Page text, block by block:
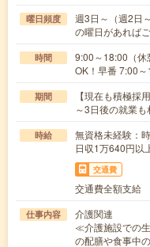
曜日頻度
週3日～（週2日
の曜日があれば
時間
9:00～18:00（休
OK！早番 7:00
期間
【現在も積極
～3日後の就業も
時給
無資格未経験
日収1万640円以
交通費
交通費全額支給
仕事内容
介護関連
≪介護施設での
の配膳や食事中